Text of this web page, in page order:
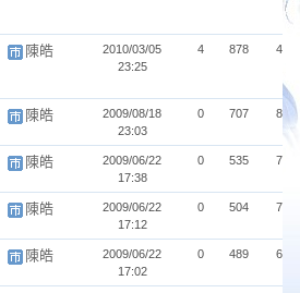
陳皓
2010/03/05
23:25
4 878 4
陳皓
2009/08/18
23:03
0 707 8
陳皓
2009/06/22
17:38
0 535 7
陳皓
2009/06/22
17:12
0 504 7
陳皓
2009/06/22
17:02
0 489 6